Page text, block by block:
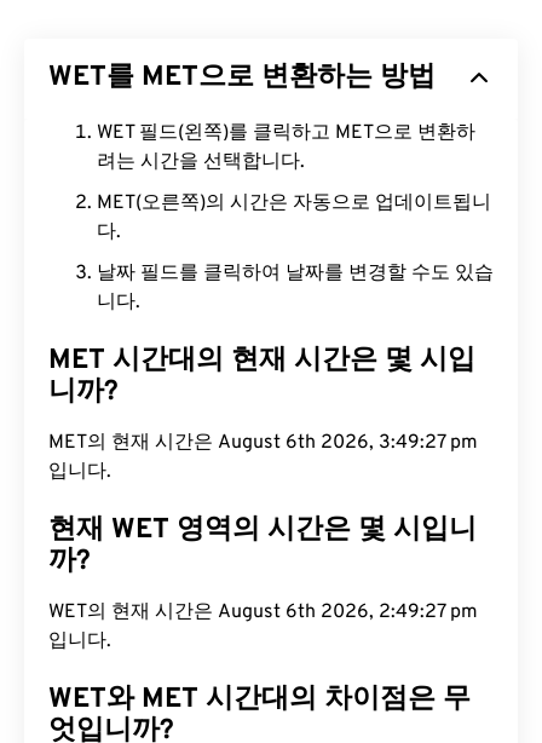
WET를 MET으로 변환하는 방법
WET 필드(왼쪽)를 클릭하고 MET으로 변환하
려는 시간을 선택합니다.
MET(오른쪽)의 시간은 자동으로 업데이트됩니
다.
날짜 필드를 클릭하여 날짜를 변경할 수도 있습
니다.
MET 시간대의 현재 시간은 몇 시입
니까?
MET의 현재 시간은 August 6th 2026, 3:49:28 pm
입니다.
현재 WET 영역의 시간은 몇 시입니
까?
WET의 현재 시간은 August 6th 2026, 2:49:28 pm
입니다.
WET와 MET 시간대의 차이점은 무
엇입니까?